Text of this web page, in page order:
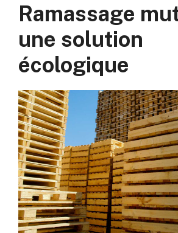
Ramassage
une solution
écologique